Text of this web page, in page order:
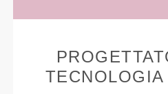
TECNOLOGIA